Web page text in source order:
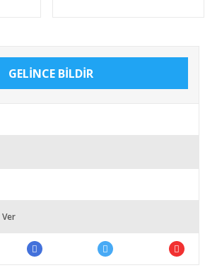
GELİNCE BİLDİR
Ver